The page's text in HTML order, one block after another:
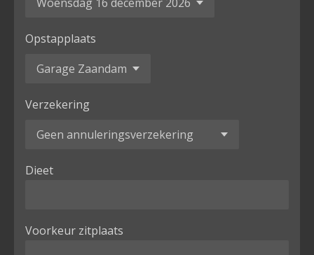
Opstapplaats
Verzekering
Dieet
Voorkeur zitplaats